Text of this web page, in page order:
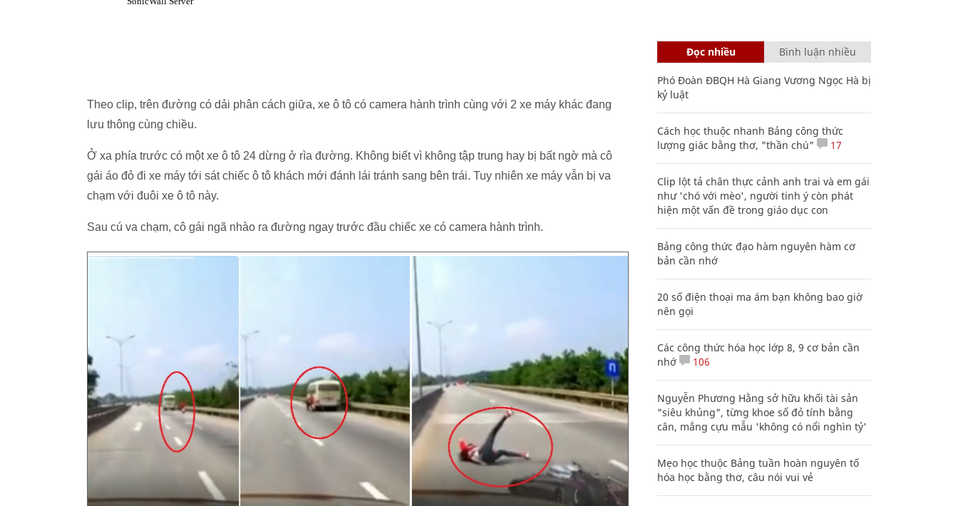
Theo clip, trên đường có dải phân cách giữa, xe ô tô có camera hành trình cùng với 2 xe máy khác đang
lưu thông cùng chiều.
Ở xa phía trước có một xe ô tô 24 dừng ở rìa đường. Không biết vì không tập trung hay bị bất ngờ mà cô
gái áo đỏ đi xe máy tới sát chiếc ô tô khách mới đánh lái tránh sang bên trái. Tuy nhiên xe máy vẫn bị va
chạm với đuôi xe ô tô này.
Sau cú va chạm, cô gái ngã nhào ra đường ngay trước đầu chiếc xe có camera hành trình.
Đọc nhiều Bình luận nhiều
Phó Đoàn ĐBQH Hà Giang Vương Ngọc Hà bị
kỷ luật
Cách học thuộc nhanh Bảng công thức
lượng giác bằng thơ, "thần chú"
17
Clip lột tả chân thực cảnh anh trai và em gái
như 'chó với mèo', người tinh ý còn phát
hiện một vấn đề trong giáo dục con
Bảng công thức đạo hàm nguyên hàm cơ
bản cần nhớ
20 số điện thoại ma ám bạn không bao giờ
nên gọi
Các công thức hóa học lớp 8, 9 cơ bản cần
nhớ
106
Nguyễn Phương Hằng sở hữu khối tài sản
"siêu khủng", từng khoe sổ đỏ tính bằng
cân, mắng cựu mẫu 'không có nổi nghìn tỷ'
Mẹo học thuộc Bảng tuần hoàn nguyên tố
hóa học bằng thơ, câu nói vui vẻ